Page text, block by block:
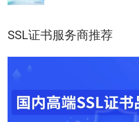
SSL证书服务商推荐